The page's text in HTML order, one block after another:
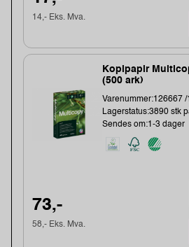
14,- Eks. Mva.
Kopipapir
(500 ark)
Varenummer:126667 /
Lagerstatus:3890 stk
Sendes om:1-3 dager
73,-
58,- Eks. Mva.